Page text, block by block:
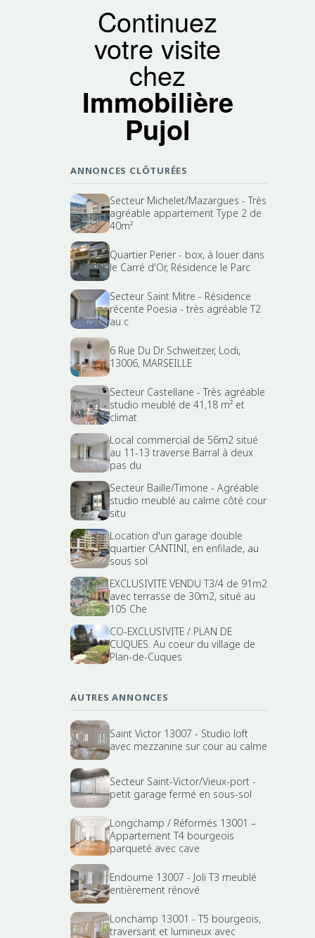
Continuez
votre visite
chez
Immobilière
Pujol
ANNONCES CLÔTURÉES
Secteur Michelet/Mazargues - Très
agréable appartement Type 2 de
40m²
Quartier Perier - box, à louer dans
le Carré d'Or, Résidence le Parc
Secteur Saint Mitre - Résidence
récente Poesia - très agréable T2
au c
6 Rue Du Dr Schweitzer, Lodi,
13006, MARSEILLE
Secteur Castellane - Très agréable
studio meublé de 41,18 m² et
climat
Local commercial de 56m2 situé
au 11-13 traverse Barral à deux
pas du
Secteur Baille/Timone - Agréable
studio meublé au calme côté cour
situ
Location d'un garage double
quartier CANTINI, en enfilade, au
sous sol
EXCLUSIVITE VENDU T3/4 de 91m2
avec terrasse de 30m2, situé au
105 Che
CO-EXCLUSIVITE / PLAN DE
CUQUES. Au coeur du village de
Plan-de-Cuques
AUTRES ANNONCES
Saint Victor 13007 - Studio loft
avec mezzanine sur cour au calme
Secteur Saint-Victor/Vieux-port -
petit garage fermé en sous-sol
Longchamp / Réformés 13001 –
Appartement T4 bourgeois
parqueté avec cave
Endoume 13007 - Joli T3 meublé
entièrement rénové
Lonchamp 13001 - T5 bourgeois,
traversant et lumineux avec